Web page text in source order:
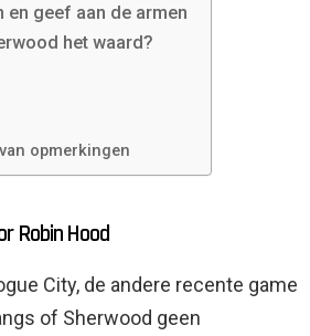
en geef aan de armen
het waard?
opmerkingen
Robin Hood
City, de andere recente game
of Sherwood geen